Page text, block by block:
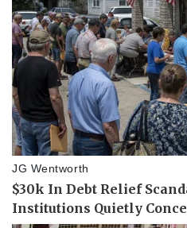
Doanh nghiệp
Thông tin doanh nghiệp
Doanh nghiệp 24h
Doanh nhân
Vì cộng đồng